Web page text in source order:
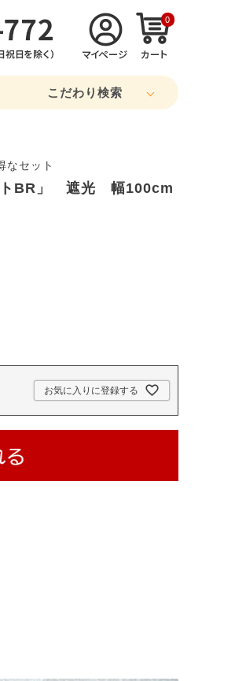
0
こだわり検索
なセット
トBR」 遮光 幅100cm
お気に入りに登録する